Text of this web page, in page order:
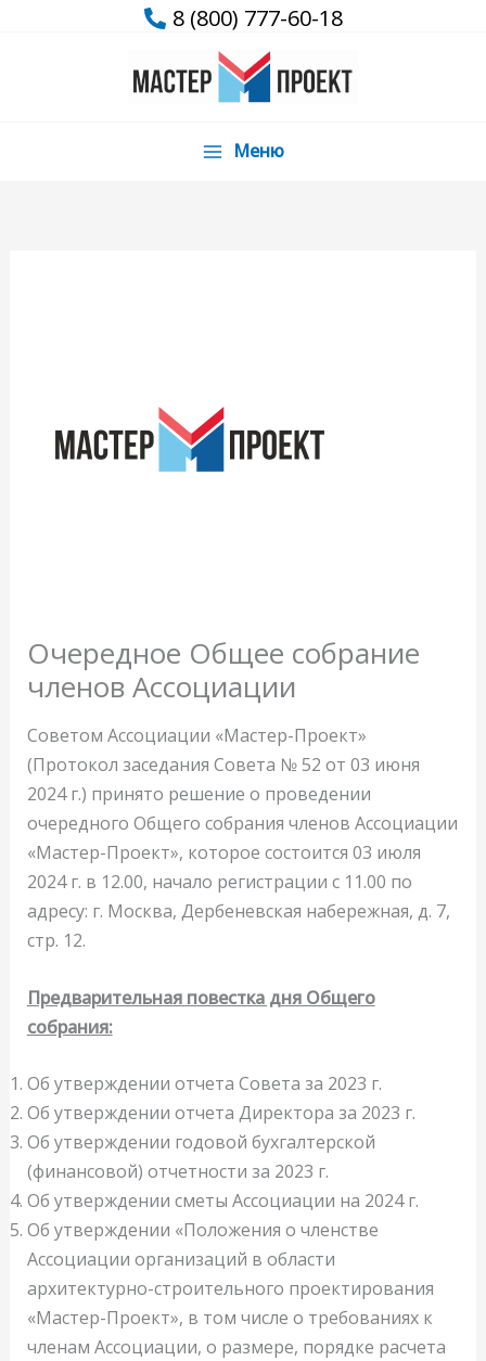
8 (800) 777-60-18
Меню
Очередное Общее собрание
членов Ассоциации
Советом Ассоциации «Мастер-Проект»
(Протокол заседания Совета № 52 от 03 июня
2024 г.) принято решение о проведении
очередного Общего собрания членов Ассоциации
«Мастер-Проект», которое состоится 03 июля
2024 г. в 12.00, начало регистрации с 11.00 по
адресу: г. Москва, Дербеневская набережная, д. 7,
стр. 12.
Предварительная повестка дня Общего
собрания:
Об утверждении отчета Совета за 2023 г.
Об утверждении отчета Директора за 2023 г.
Об утверждении годовой бухгалтерской
(финансовой) отчетности за 2023 г.
Об утверждении сметы Ассоциации на 2024 г.
Об утверждении «Положения о членстве
Ассоциации организаций в области
архитектурно-строительного проектирования
«Мастер-Проект», в том числе о требованиях к
членам Ассоциации, о размере, порядке расчета